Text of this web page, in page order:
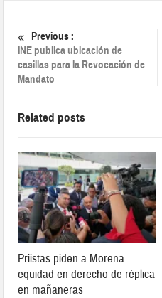
Previous :
INE publica ubicación de
casillas para la Revocación de
Mandato
Related posts
Priistas piden a Morena
equidad en derecho de réplica
en mañaneras